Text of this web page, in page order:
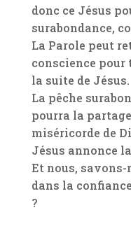
donc ce Jésus
surabondance,
La Parole peut
conscience pour
la suite de Jésus.
La pêche
pourra la
miséricorde de
Jésus annonce
Et nous,
dans la
?